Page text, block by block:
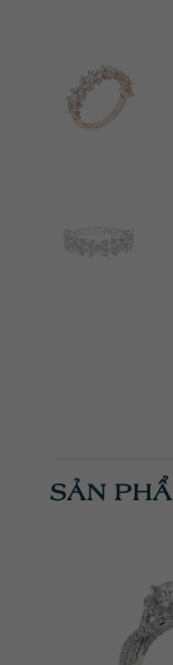
SẢN